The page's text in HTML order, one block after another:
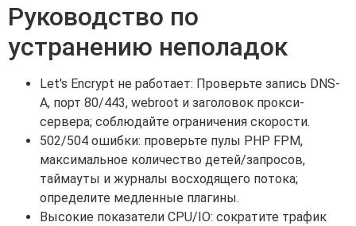
Руководство по
устранению неполадок
Let's Encrypt не работает: Проверьте запись DNS-
A, порт 80/443, webroot и заголовок прокси-
сервера; соблюдайте ограничения скорости.
502/504 ошибки: проверьте пулы PHP FPM,
максимальное количество детей/запросов,
таймауты и журналы восходящего потока;
определите медленные плагины.
Высокие показатели CPU/IO: сократите трафик